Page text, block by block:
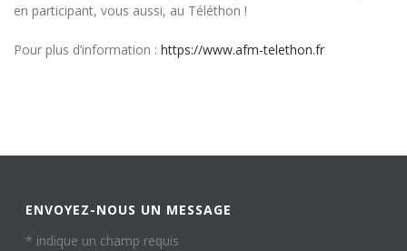
en participant, vous aussi, au Téléthon !
Pour plus d’information : https://www.afm-telethon.fr
ENVOYEZ-NOUS UN MESSAGE
* indique un champ requis